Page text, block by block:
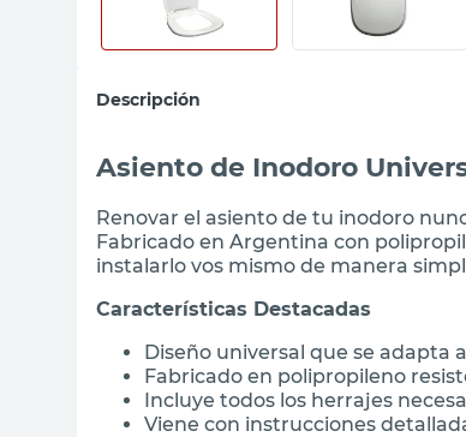
Descripción
Asiento de Inodoro
Renovar el asiento de tu inodoro
Fabricado en Argentina con
instalarlo vos mismo de manera
Características Destacadas
Diseño universal que se adapta
Fabricado en polipropileno
Incluye todos los herrajes
Viene con instrucciones